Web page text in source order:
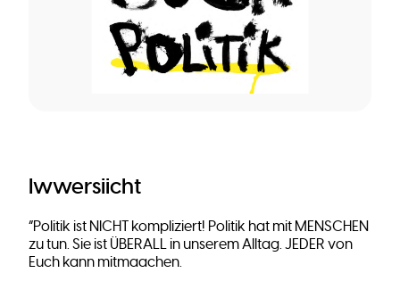
Iwwersiicht
“Politik ist NICHT kompliziert! Politik hat mit MENSCHEN
zu tun. Sie ist ÜBERALL in unserem Alltag. JEDER von
Euch kann mitmaachen.